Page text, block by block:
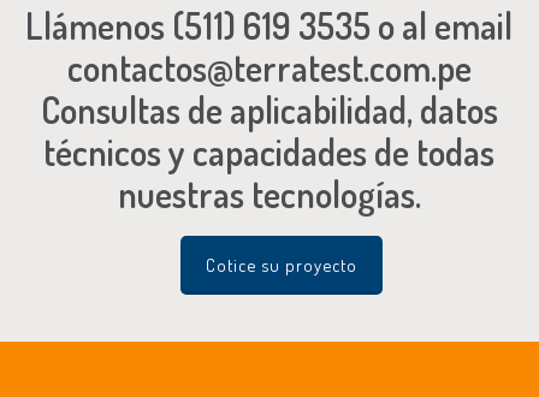
Llámenos (511) 619 3535 o al email
contactos@terratest.com.pe
Consultas de aplicabilidad, datos
técnicos y capacidades de todas
nuestras tecnologías.
Cotice su proyecto